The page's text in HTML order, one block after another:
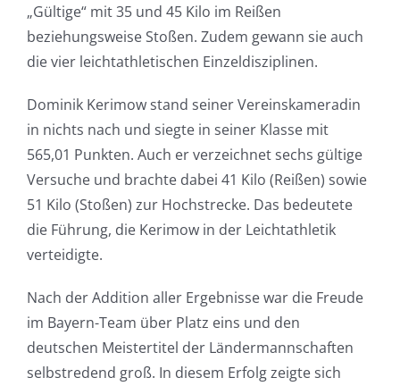
„Gültige“ mit 35 und 45 Kilo im Reißen
beziehungsweise Stoßen. Zudem gewann sie auch
die vier leichtathletischen Einzeldisziplinen.
Dominik Kerimow stand seiner Vereinskameradin
in nichts nach und siegte in seiner Klasse mit
565,01 Punkten. Auch er verzeichnet sechs gültige
Versuche und brachte dabei 41 Kilo (Reißen) sowie
51 Kilo (Stoßen) zur Hochstrecke. Das bedeutete
die Führung, die Kerimow in der Leichtathletik
verteidigte.
Nach der Addition aller Ergebnisse war die Freude
im Bayern-Team über Platz eins und den
deutschen Meistertitel der Ländermannschaften
selbstredend groß. In diesem Erfolg zeigte sich